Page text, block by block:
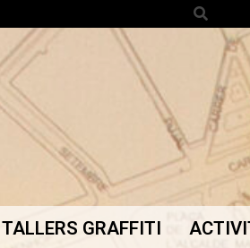
Search
TALLERS GRAFFITI